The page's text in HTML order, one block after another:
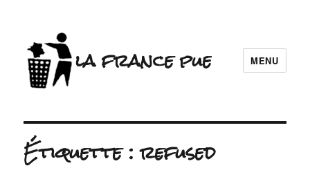
la france pue MENU
Étiquette :refused